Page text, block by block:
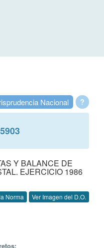
?
Nacional
Y BALANCE DE
EJERCICIO 1986
Norma Ver Imagen del D.O.